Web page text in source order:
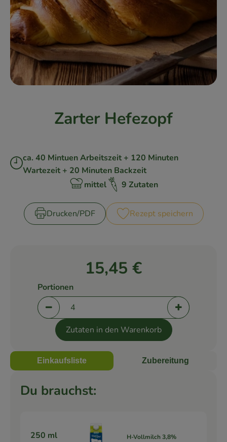
Kühlschrank
Brotkorb
Vorratskammer
Getränke
So geht’s
Aktuelles
Blog
Zarter Hefezopf
Zubreitungszeit:
ca. 40 Mintuen Arbeitszeit + 120 Minuten
Wartezeit + 20 Minuten Backzeit
Schwierigkeit:
mittel 9 Zutaten
Drucken​/​PDF Rezept speichern
15,45 €
Portionen verringern (aktuell 4 Portionen
Portionen
Portionen
Zutaten in den Warenkorb
Einkaufsliste Zubereitung
Du brauchst:
250 ml
H-Vollmilch 3,8%